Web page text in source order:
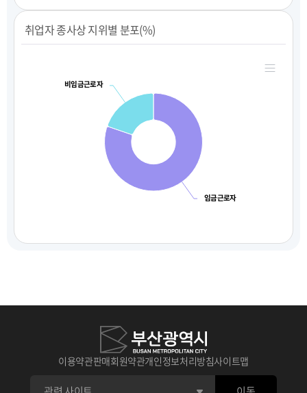
취업자 종사상 지위별 분포(%)
임금근로자
비임금근로자
이용약관판매회원약관개인정보처리방침사이트맵